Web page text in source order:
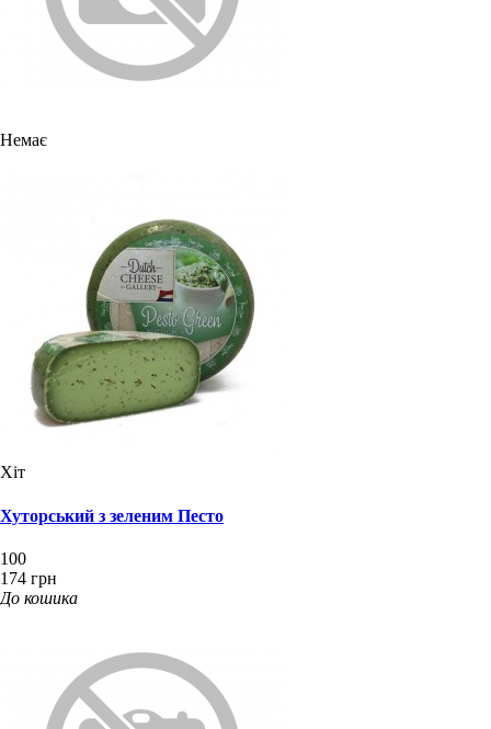
Немає
Хіт
Хуторський з зеленим Песто
100
174 грн
До кошика